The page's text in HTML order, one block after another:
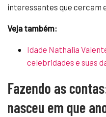
interessantes que cercam
Veja também:
Idade Nathalia
celebridades e suas
Fazendo as
nasceu em que